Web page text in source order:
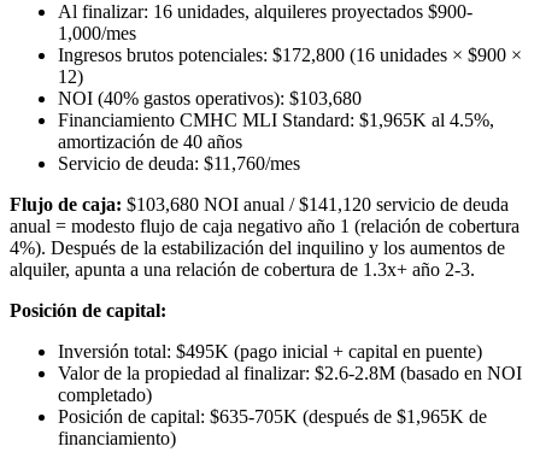
Al finalizar: 16 unidades, alquileres proyectados $900-
1,000/mes
Ingresos brutos potenciales: $172,800 (16 unidades × $900 ×
12)
NOI (40% gastos operativos): $103,680
Financiamiento CMHC MLI Standard: $1,965K al 4.5%,
amortización de 40 años
Servicio de deuda: $11,760/mes
Flujo de caja: $103,680 NOI anual / $141,120 servicio de deuda
anual = modesto flujo de caja negativo año 1 (relación de cobertura
4%). Después de la estabilización del inquilino y los aumentos de
alquiler, apunta a una relación de cobertura de 1.3x+ año 2-3.
Posición de capital:
Inversión total: $495K (pago inicial + capital en puente)
Valor de la propiedad al finalizar: $2.6-2.8M (basado en NOI
completado)
Posición de capital: $635-705K (después de $1,965K de
financiamiento)